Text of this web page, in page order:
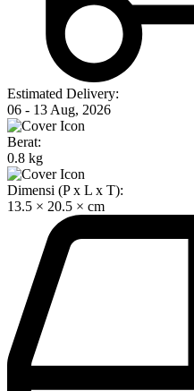
Estimated Delivery:
06 - 13 Aug, 2026
Berat:
0.8 kg
Dimensi (P x L x T):
13.5 × 20.5 × cm